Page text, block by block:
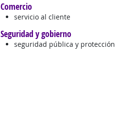
Comercio
servicio al cliente
Seguridad y gobierno
seguridad pública y protección